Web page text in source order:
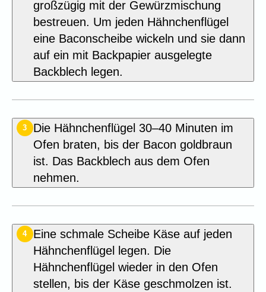
großzügig mit der Gewürzmischung
bestreuen. Um jeden Hähnchenflügel
eine Baconscheibe wickeln und sie dann
auf ein mit Backpapier ausgelegte
Backblech legen.
3
Die Hähnchenflügel 30–40 Minuten im
Ofen braten, bis der Bacon goldbraun
ist. Das Backblech aus dem Ofen
nehmen.
4
Eine schmale Scheibe Käse auf jeden
Hähnchenflügel legen. Die
Hähnchenflügel wieder in den Ofen
stellen, bis der Käse geschmolzen ist.